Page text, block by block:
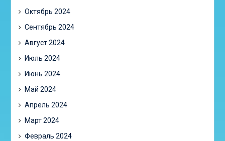
Октябрь 2024
Сентябрь 2024
Август 2024
Июль 2024
Июнь 2024
Май 2024
Апрель 2024
Март 2024
Февраль 2024